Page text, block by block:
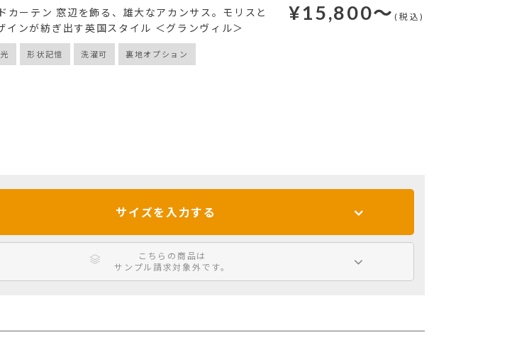
カーテン 窓辺を飾る、雄大なアカンサス。モリスと
インが紡ぎ出す英国スタイル ＜グランヴィル＞
形状記憶 洗濯可 裏地オプション
¥15,800～(税込)
サイズを入力する
こちらの商品は
サンプル請求対象外です。